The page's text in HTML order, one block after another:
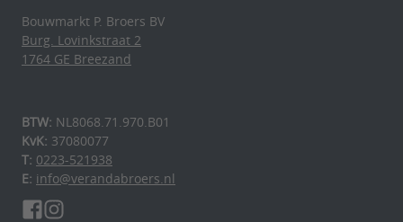
Bouwmarkt P. Broers BV
Burg. Lovinkstraat 2
1764 GE Breezand
BTW: NL8068.71.970.B01
KvK: 37080077
T: 0223-521938
E: info@verandabroers.nl